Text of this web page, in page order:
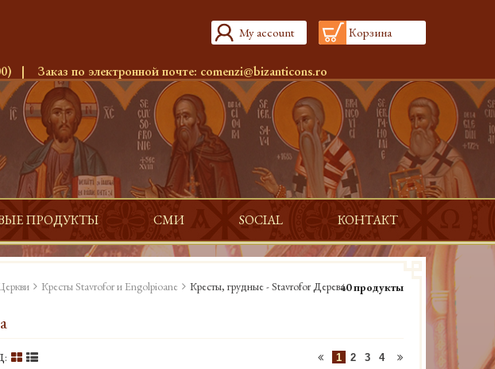
My account Корзина
| Заказ по электронной почте: comenzi@bizanticons.ro
ПРОДУКТЫ СМИ SOCIAL КОНТАКТ
Кресты Stavrofor и Engolpioane Кресты, грудные - Stavrofor Дерева40 продукты
1 2 3 4